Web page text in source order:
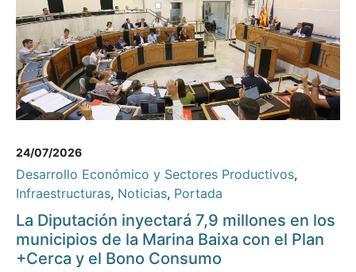
24/07/2026
Desarrollo Económico y Sectores Productivos,
Infraestructuras, Noticias, Portada
La Diputación inyectará 7,9 millones en los
municipios de la Marina Baixa con el Plan
+Cerca y el Bono Consumo